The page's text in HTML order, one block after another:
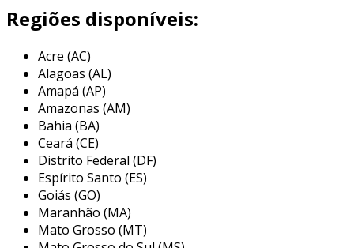
o comércio de containers refrigerados atende a
proporções diversas de cargas perecíveis a
serem transportadas ou armazenadas.
informações extras sobre o produto
o container frigorífico apresenta as seguintes
vantagens:
preço inferior ao dos produtos de
primeira mão;
garantia de perfeitas condições;
plena capacidade para armazenamentos
Regiões disponíveis:
Acre (AC)
Alagoas (AL)
Amapá (AP)
Amazonas (AM)
Bahia (BA)
Ceará (CE)
Distrito Federal (DF)
Espírito Santo (ES)
Goiás (GO)
Maranhão (MA)
Mato Grosso (MT)